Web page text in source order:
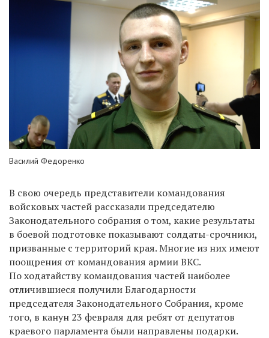
Василий Федоренко
В свою очередь представители командования
войсковых частей рассказали председателю
Законодательного собрания о том, какие результаты
в боевой подготовке показывают солдаты-срочники,
призванные с территорий края. Многие из них имеют
поощрения от командования армии ВКС.
По ходатайству командования частей наиболее
отличившиеся получили Благодарности
председателя Законодательного Собрания, кроме
того, в канун 23 февраля для ребят от депутатов
краевого парламента были направлены подарки.